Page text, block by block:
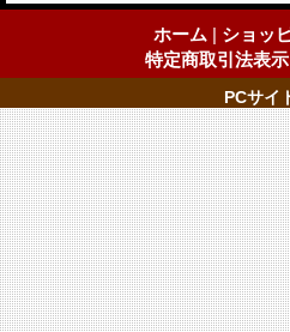
ホーム | ショッ
特定商取引法表示
PCサイ